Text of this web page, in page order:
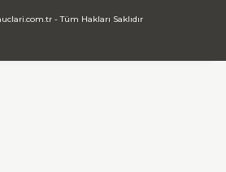
- Tüm Hakları Saklıdır